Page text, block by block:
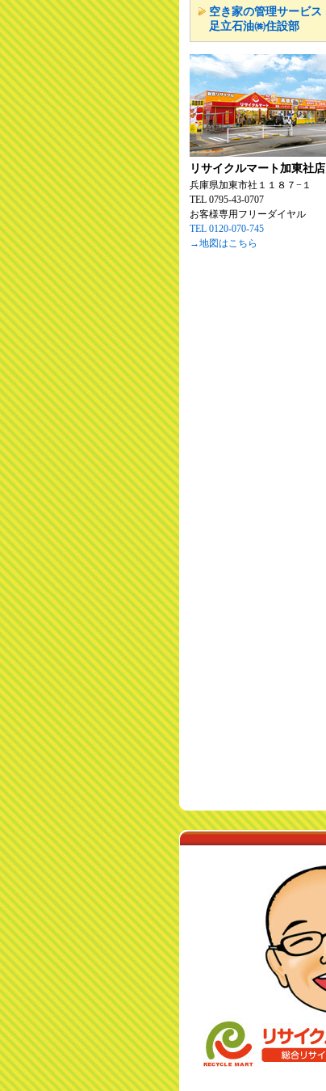
空き家の管理サービス
足立石油㈱住設部
リサイクルマート加東社店
兵庫県加東市社１１８７−１
TEL 0795-43-0707
お客様専用フリーダイヤル
TEL 0120-070-745
→地図はこちら